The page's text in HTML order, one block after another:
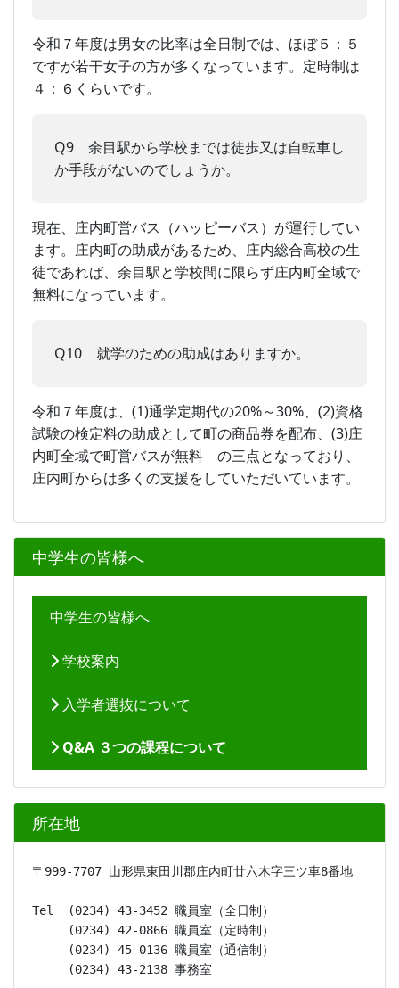
令和７年度は男女の比率は全日制では、ほぼ５：５
ですが若干女子の方が多くなっています。定時制は
４：６くらいです。
Q9 余目駅から学校までは徒歩又は自転車し
か手段がないのでしょうか。
現在、庄内町営バス（ハッピーバス）が運行してい
ます。庄内町の助成があるため、庄内総合高校の生
徒であれば、余目駅と学校間に限らず庄内町全域で
無料になっています。
Q10 就学のための助成はありますか。
令和７年度は、(1)通学定期代の20%～30%、(2)資格
試験の検定料の助成として町の商品券を配布、(3)庄
内町全域で町営バスが無料 の三点となっており、
庄内町からは多くの支援をしていただいています。
中学生の皆様へ
中学生の皆様へ
学校案内
入学者選抜について
Q&A ３つの課程について
所在地
〒999-7707 山形県東田川郡庄内町廿六木字三ツ車8番地
Tel  (0234) 43-3452 職員室（全日制）
     (0234) 42-0866 職員室（定時制）
     (0234) 45-0136 職員室（通信制）
     (0234) 43-2138 事務室